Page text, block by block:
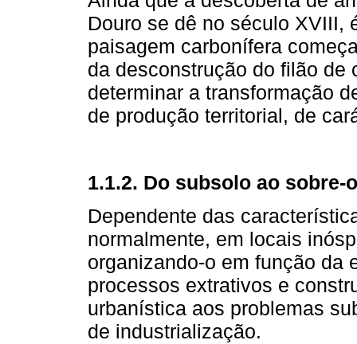
Douro se dê no século XVIII,
paisagem carbonífera
da desconstrução do filão de
determinar a transformação
de produção territorial, de
1.1.2. Do subsolo ao sobre-
Dependente das
normalmente, em locais
organizando-o em função da
processos extrativos e
urbanística aos problemas
de industrialização.